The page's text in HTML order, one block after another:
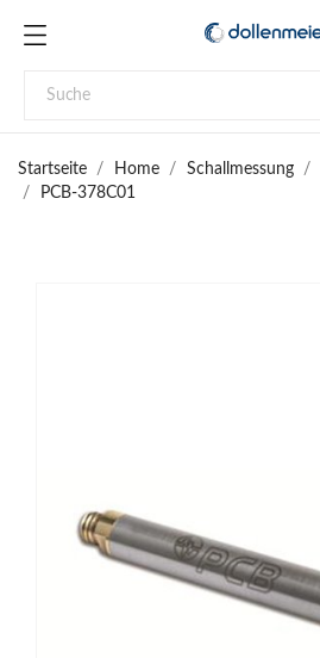
Startseite Home Schallmessung
PCB-378C01